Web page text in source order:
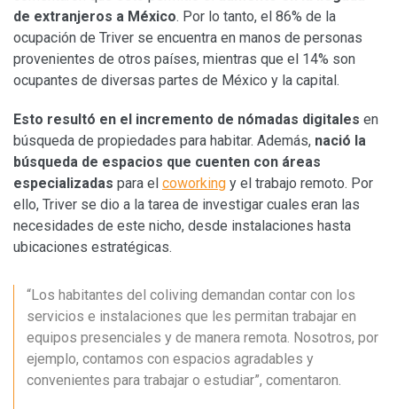
de extranjeros a México. Por lo tanto, el 86% de la
ocupación de Triver se encuentra en manos de personas
provenientes de otros países, mientras que el 14% son
ocupantes de diversas partes de México y la capital.
Esto resultó en el incremento de nómadas digitales en
búsqueda de propiedades para habitar. Además, nació la
búsqueda de espacios que cuenten con áreas
especializadas para el coworking y el trabajo remoto. Por
ello, Triver se dio a la tarea de investigar cuales eran las
necesidades de este nicho, desde instalaciones hasta
ubicaciones estratégicas.
“Los habitantes del coliving demandan contar con los
servicios e instalaciones que les permitan trabajar en
equipos presenciales y de manera remota. Nosotros, por
ejemplo, contamos con espacios agradables y
convenientes para trabajar o estudiar”, comentaron.